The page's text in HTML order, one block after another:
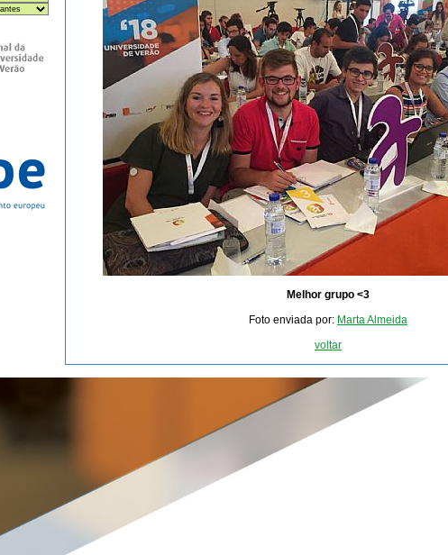
Melhor grupo <3
Foto enviada por: Marta Almeida
voltar